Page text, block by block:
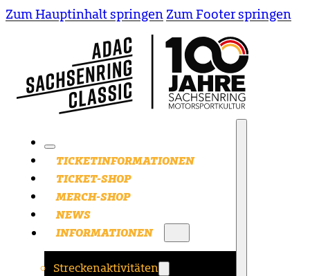
Zum Hauptinhalt springen Zum Footer springen
TICKETINFORMATIONEN
TICKET-SHOP
MERCH-SHOP
NEWS
INFORMATIONEN
Streckenaktivitäten